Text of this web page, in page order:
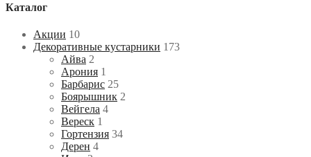
Каталог
Акции 10
Декоративные кустарники 173
Айва 2
Арония 1
Барбарис 25
Боярышник 2
Вейгела 4
Вереск 1
Гортензия 34
Дерен 4